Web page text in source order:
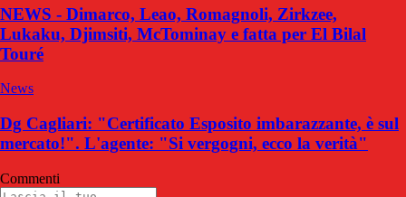
NEWS - Dimarco, Leao, Romagnoli, Zirkzee,
Lukaku, Djimsiti, McTominay e fatta per El Bilal
Touré
News
Dg Cagliari: "Certificato Esposito imbarazzante, è sul
mercato!". L'agente: "Si vergogni, ecco la verità"
Commenti